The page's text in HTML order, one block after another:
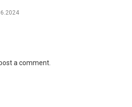
a comment.